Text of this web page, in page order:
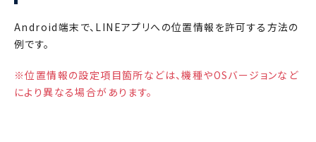
Android端末で、LINEアプリへの位置情報を許可する方法の
例です。
※位置情報の設定項目箇所などは、機種やOSバージョンなど
により異なる場合があります。